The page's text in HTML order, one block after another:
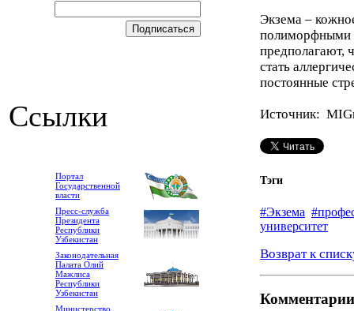
Ссылки
Портал
Государственной
власти
Пресс-служба
Президента
Республики
Узбекистан
Законодательная
Палата Олий
Мажлиса
Республики
Узбекистан
Министерство
Экзема –
полиморфными
предполагают,
стать
постоянные
Источник:
Тэги
#Экзема
университет
Возврат к
Комментарии